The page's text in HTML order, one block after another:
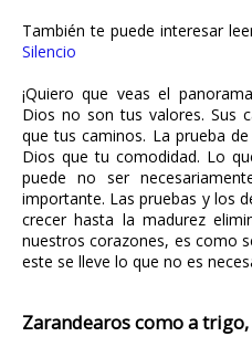
También te puede interesar
Silencio
¡Quiero que veas el
Dios no son tus valores. Sus
que tus caminos. La prueba
Dios que tu comodidad. Lo
puede no ser
importante. Las pruebas y los
crecer hasta la madurez
nuestros corazones, es como
este se lleve lo que no es
Zarandearos como a